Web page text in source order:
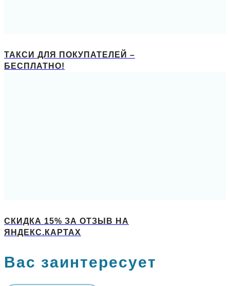
ТАКСИ ДЛЯ ПОКУПАТЕЛЕЙ –
БЕСПЛАТНО!
СКИДКА 15% ЗА ОТЗЫВ НА
ЯНДЕКС.КАРТАХ
Вас заинтересует